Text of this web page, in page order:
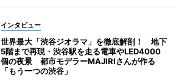
インタビュー
世界最大「渋谷ジオラマ」を徹底解剖！ 地下
5階まで再現・渋谷駅を走る電車やLED4000
個の夜景 都市モデラーMAJIRIさんが作る
「もう一つの渋谷」